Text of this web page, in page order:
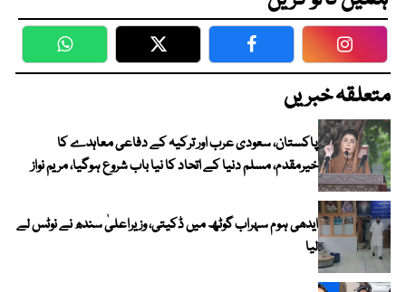
WhatsApp Twitter Facebook
متعلقہ خبریں
پاکستان، سعودی عرب اور ترکیہ کے دفاعی معاہدے کا
خیرمقدم، مسلم دنیا کے اتحاد کا نیا باب شروع ہوگیا، مریم نواز
ایدھی ہوم سہراب گوٹھ میں ڈکیتی، وزیراعلیٰ سندھ نے نوٹس لے
لیا